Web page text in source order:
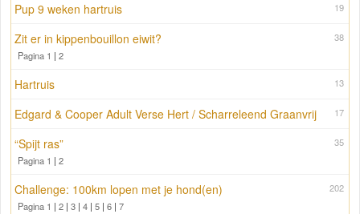
19
Pup 9 weken hartruis
38
Zit er in kippenbouillon eiwit?
Pagina 1 | 2
13
Hartruis
17
Edgard & Cooper Adult Verse Hert / Scharreleend Graanvrij
35
“Spijt ras”
Pagina 1 | 2
202
Challenge: 100km lopen met je hond(en)
Pagina 1 | 2 | 3 | 4 | 5 | 6 | 7